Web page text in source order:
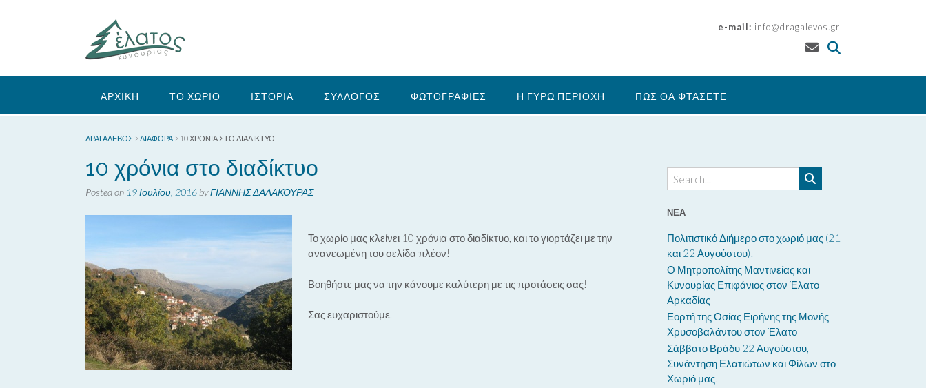
e-mail: info@dragalevos.gr
ΑΡΧΙΚΗ ΤΟ ΧΩΡΙΟ ΙΣΤΟΡΙΑ ΣΥΛΛΟΓΟΣ ΦΩΤΟΓΡΑΦΙΕΣ Η ΓΥΡΩ ΠΕΡΙΟΧΗ ΠΩΣ ΘΑ ΦΤΑΣΕΤΕ
ΔΡΑΓΑΛΕΒΌΣ >ΔΙΆΦΟΡΑ > 10 ΧΡΌΝΙΑ ΣΤΟ ΔΙΑΔΊΚΤΥΟ
10 χρόνια στο διαδίκτυο
Posted on 19 Ιουλίου, 2016 byΓΙΑΝΝΗΣ ΔΑΛΑΚΟΥΡΑΣ
Το χωρίο μας κλείνει 10 χρόνια στο διαδίκτυο, και το γιορτάζει με την
ανανεωμένη του σελίδα πλέον!
Βοηθήστε μας να την κάνουμε καλύτερη με τις προτάσεις σας!
Σας ευχαριστούμε.
ΝΈΑ
Πολιτιστικό Διήμερο στο χωριό μας (21
και 22 Αυγούστου)!
Ο Μητροπολίτης Μαντινείας και
Κυνουρίας Επιφάνιος στον Έλατο
Αρκαδίας
Εορτή της Οσίας Ειρήνης της Μονής
Χρυσοβαλάντου στον Έλατο
Σάββατο Βράδυ 22 Αυγούστου,
Συνάντηση Ελατιώτων και Φίλων στο
Χωριό μας!